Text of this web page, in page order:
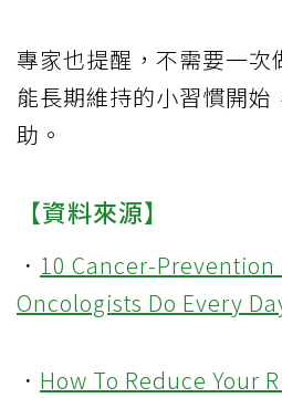
專家也提醒，不需要一次
能長期維持的小習慣開始
助。
【資料來源】
． 10 Cancer-Prevention
Oncologists Do Every
． How To Reduce Your